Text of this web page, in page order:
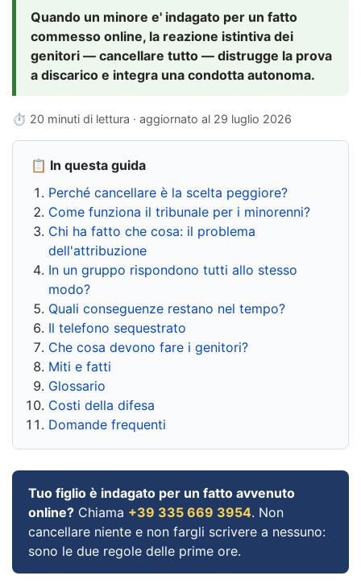
Quando un minore e' indagato per un fatto
commesso online, la reazione istintiva dei
genitori — cancellare tutto — distrugge la prova
a discarico e integra una condotta autonoma.
⏱ 20 minuti di lettura · aggiornato al 29 luglio 2026
📋 In questa guida
Perché cancellare è la scelta peggiore?
Come funziona il tribunale per i minorenni?
Chi ha fatto che cosa: il problema
dell'attribuzione
In un gruppo rispondono tutti allo stesso
modo?
Quali conseguenze restano nel tempo?
Il telefono sequestrato
Che cosa devono fare i genitori?
Miti e fatti
Glossario
Costi della difesa
Domande frequenti
Tuo figlio è indagato per un fatto avvenuto
online? Chiama +39 335 669 3954. Non
cancellare niente e non fargli scrivere a nessuno:
sono le due regole delle prime ore.